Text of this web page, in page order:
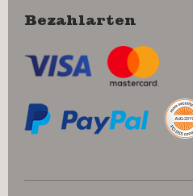
Bezahlarten